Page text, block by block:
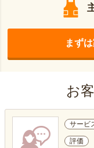
まず
お
サービ
評価